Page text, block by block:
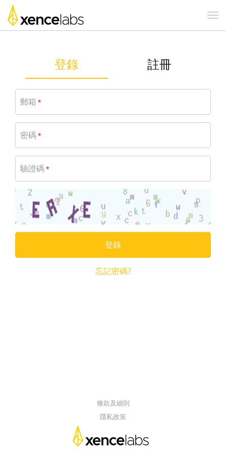
登錄 註冊
郵箱 *
密碼*
驗證碼*
登錄
忘記密碼?
條款及細則
隱私政策